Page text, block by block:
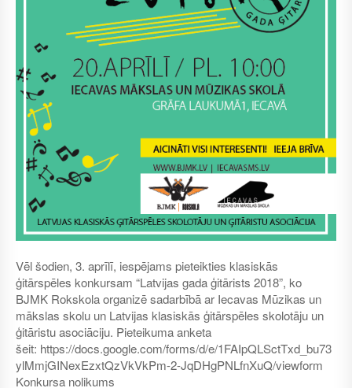
Vēl šodien, 3. aprīlī, iespējams pieteikties klasiskās
ģitārspēles konkursam “Latvijas gada ģitārists 2018”, ko
BJMK Rokskola organizē sadarbībā ar Iecavas Mūzikas un
mākslas skolu un Latvijas klasiskās ģitārspēles skolotāju un
ģitāristu asociāciju. Pieteikuma anketa
šeit: https://docs.google.com/forms/d/e/1FAIpQLSctTxd_bu73
ylMmjGINexEzxtQzVkVkPm-2-JqDHgPNLfnXuQ/viewform
Konkursa nolikums